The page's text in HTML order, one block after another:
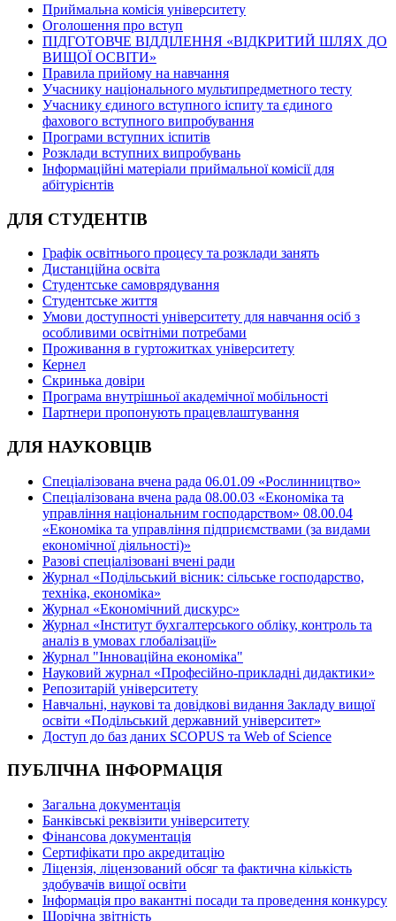
Приймальна комісія університету
Оголошення про вступ
ПІДГОТОВЧЕ ВІДДІЛЕННЯ «ВІДКРИТИЙ ШЛЯХ ДО
ВИЩОЇ ОСВІТИ»
Правила прийому на навчання
Учаснику національного мультипредметного тесту
Учаснику єдиного вступного іспиту та єдиного
фахового вступного випробування
Програми вступних іспитів
Розклади вступних випробувань
Інформаційні матеріали приймальної комісії для
абітурієнтів
ДЛЯ СТУДЕНТІВ
Графік освітнього процесу та розклади занять
Дистанційна освіта
Студентське самоврядування
Студентське життя
Умови доступності університету для навчання осіб з
особливими освітніми потребами
Проживання в гуртожитках університету
Кернел
Скринька довіри
Програма внутрішньої академічної мобільності
Партнери пропонують працевлаштування
ДЛЯ НАУКОВЦІВ
Спеціалізована вчена рада 06.01.09 «Рослинництво»
Спеціалізована вчена рада 08.00.03 «Економіка та
управління національним господарством» 08.00.04
«Економіка та управління підприємствами (за видами
економічної діяльності)»
Разові спеціалізовані вчені ради
Журнал «Подільський вісник: сільське господарство,
техніка, економіка»
Журнал «Економічний дискурс»
Журнал «Інститут бухгалтерського обліку, контроль та
аналіз в умовах глобалізації»
Журнал "Інноваційна економіка"
Науковий журнал «Професійно-прикладні дидактики»
Репозитарій університету
Навчальні, наукові та довідкові видання Закладу вищої
освіти «Подільський державний університет»
Доступ до баз даних SCOPUS та Web of Science
ПУБЛІЧНА ІНФОРМАЦІЯ
Загальна документація
Банківські реквізити університету
Фінансова документація
Сертифікати про акредитацію
Ліцензія, ліцензований обсяг та фактична кількість
здобувачів вищої освіти
Інформація про вакантні посади та проведення конкурсу
Щорічна звітність